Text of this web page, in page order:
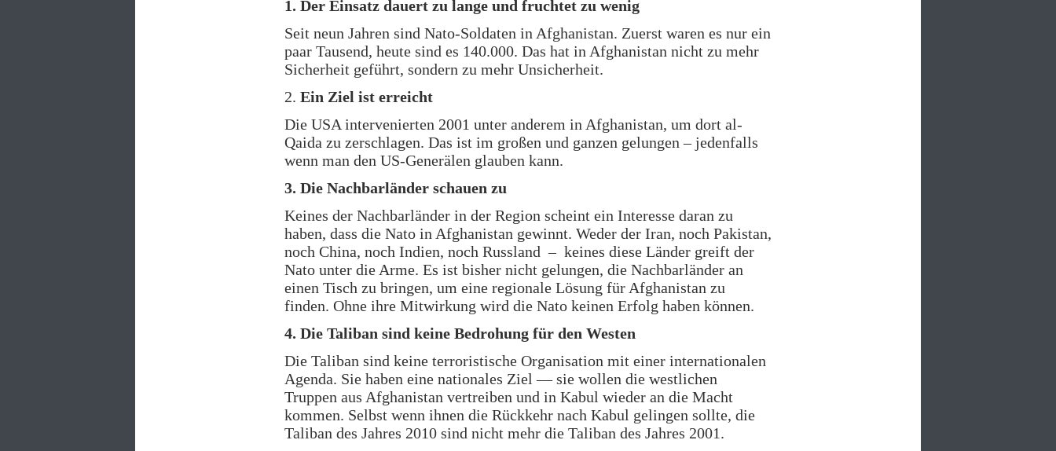
1. Der Einsatz dauert zu lange und fruchtet zu wenig
Seit neun Jahren sind Nato-Soldaten in Afghanistan. Zuerst waren es nur ein
paar Tausend, heute sind es 140.000. Das hat in Afghanistan nicht zu mehr
Sicherheit geführt, sondern zu mehr Unsicherheit.
2. Ein Ziel ist erreicht
Die USA intervenierten 2001 unter anderem in Afghanistan, um dort al-
Qaida zu zerschlagen. Das ist im großen und ganzen gelungen – jedenfalls
wenn man den US-Generälen glauben kann.
3. Die Nachbarländer schauen zu
Keines der Nachbarländer in der Region scheint ein Interesse daran zu
haben, dass die Nato in Afghanistan gewinnt. Weder der Iran, noch Pakistan,
noch China, noch Indien, noch Russland – keines diese Länder greift der
Nato unter die Arme. Es ist bisher nicht gelungen, die Nachbarländer an
einen Tisch zu bringen, um eine regionale Lösung für Afghanistan zu
finden. Ohne ihre Mitwirkung wird die Nato keinen Erfolg haben können.
4. Die Taliban sind keine Bedrohung für den Westen
Die Taliban sind keine terroristische Organisation mit einer internationalen
Agenda. Sie haben eine nationales Ziel — sie wollen die westlichen
Truppen aus Afghanistan vertreiben und in Kabul wieder an die Macht
kommen. Selbst wenn ihnen die Rückkehr nach Kabul gelingen sollte, die
Taliban des Jahres 2010 sind nicht mehr die Taliban des Jahres 2001.